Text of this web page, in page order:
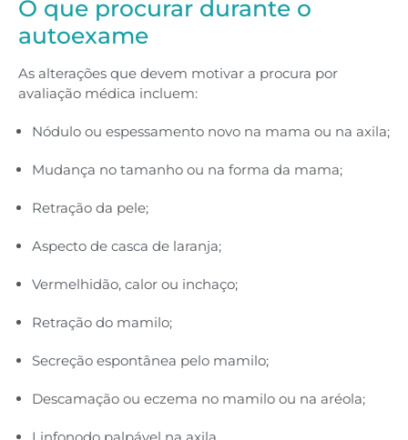
O que procurar durante o
autoexame
As alterações que devem motivar a procura por
avaliação médica incluem:
Nódulo ou espessamento novo na mama ou na axila;
Mudança no tamanho ou na forma da mama;
Retração da pele;
Aspecto de casca de laranja;
Vermelhidão, calor ou inchaço;
Retração do mamilo;
Secreção espontânea pelo mamilo;
Descamação ou eczema no mamilo ou na aréola;